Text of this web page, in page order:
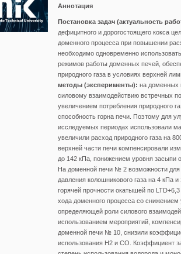
Аннотация
Постановка задач (актуальность
дефицитного и дорогостоящего кокса
доменного процесса при повышении
необходимо одновременно
режимов работы доменных печей,
природного газа в условиях верхней
методы (эксперименты): на доменных
силовому взаимодействию встречных
увеличением потребления природного
способность горна печи. Поэтому для
исследуемых периодах использовали
увеличили расход природного газа на
верхней части печи компенсировали
до 142 кПа, понижением уровня засыпи
На доменной печи № 2 возможности для
давления колошникового газа на 4
горячей прочности окатышей по
хода доменного процесса со снижением
определяющей роли силового
использованием мероприятий,
доменной печи № 10, снизили
использования H2 и CO. Коэффициент